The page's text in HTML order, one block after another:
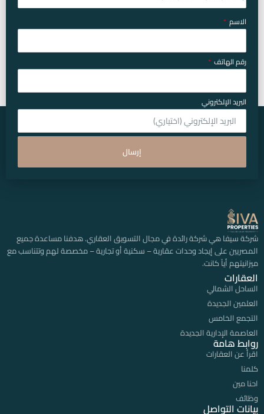
الاسم
رقم الهاتف
البريد الإلكتروني
إرسال
شركة سيفا هي شركة رائدة في مجال التسويق العقاري. هدفنا مساعدة جميع
المصريين على إيجاد وحدات عقارية – سكنية أو تجارية – مخصصة لهم وتتناسب مع
ميزانيتهم أياً كانت.
العقارات
الساحل الشمالي
العلمين الجديدة
التجمع الخامس
العاصمة الإدارية الجديدة
روابط هامة
اقرأ عن العقارات
كلمنا
احنا مين
وظائف
بيانات التواصل